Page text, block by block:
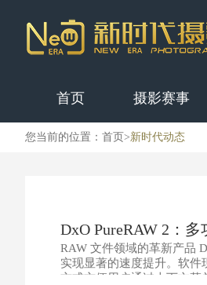
首页 摄影赛事
您当前的位置： 首页 >新时代动态
DxO PureRAW 2：
RAW 文件领域的革新产品
实现显著的速度提升。软件
方式方便用户通过上下文菜